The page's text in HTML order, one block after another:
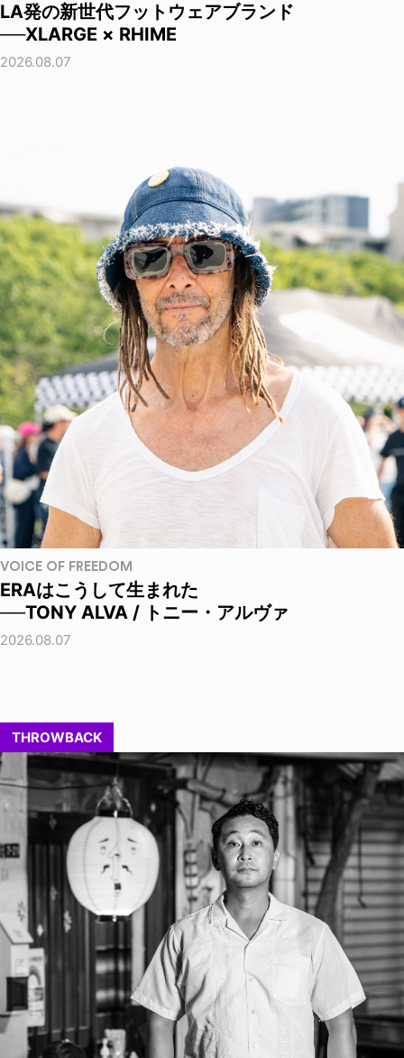
LA発の新世代フットウェアブランド
──XLARGE × RHIME
2026.08.07
VOICE OF FREEDOM
ERAはこうして生まれた
──TONY ALVA / トニー・アルヴァ
2026.08.07
THROWBACK